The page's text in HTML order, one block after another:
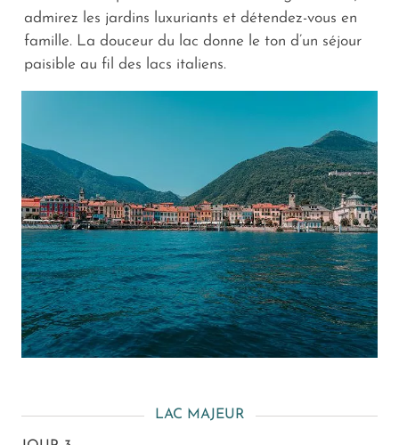
admirez les jardins luxuriants et détendez-vous en
famille. La douceur du lac donne le ton d’un séjour
paisible au fil des lacs italiens.
LAC MAJEUR